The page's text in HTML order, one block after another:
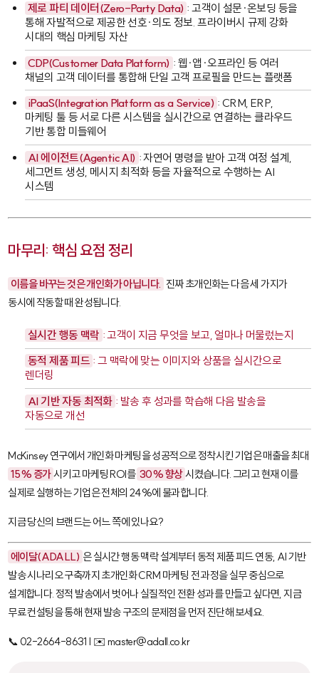
제로 파티 데이터(Zero-Party Data) : 고객이 설문·온보딩 등을
통해 자발적으로 제공한 선호·의도 정보. 프라이버시 규제 강화
시대의 핵심 마케팅 자산
CDP(Customer Data Platform) : 웹·앱·오프라인 등 여러
채널의 고객 데이터를 통합해 단일 고객 프로필을 만드는 플랫폼
iPaaS(Integration Platform as a Service) : CRM, ERP,
마케팅 툴 등 서로 다른 시스템을 실시간으로 연결하는 클라우드
기반 통합 미들웨어
AI 에이전트(Agentic AI) : 자연어 명령을 받아 고객 여정 설계,
세그먼트 생성, 메시지 최적화 등을 자율적으로 수행하는 AI
시스템
마무리: 핵심 요점 정리
이름을 바꾸는 것은 개인화가 아닙니다. 진짜 초개인화는 다음 세 가지가
동시에 작동할 때 완성됩니다.
실시간 행동 맥락 : 고객이 지금 무엇을 보고, 얼마나 머물렀는지
동적 제품 피드 : 그 맥락에 맞는 이미지와 상품을 실시간으로
렌더링
AI 기반 자동 최적화 : 발송 후 성과를 학습해 다음 발송을
자동으로 개선
McKinsey 연구에서 개인화 마케팅을 성공적으로 정착시킨 기업은 매출을 최대
15% 증가시키고 마케팅 ROI를 30% 향상시켰습니다. 그리고 현재 이를
실제로 실행하는 기업은 전체의 24%에 불과합니다.
지금 당신의 브랜드는 어느 쪽에 있나요?
에이달(ADALL) 은 실시간 행동 맥락 설계부터 동적 제품 피드 연동, AI 기반
발송 시나리오 구축까지 초개인화 CRM 마케팅 전 과정을 실무 중심으로
설계합니다. 정적 발송에서 벗어나 실질적인 전환 성과를 만들고 싶다면, 지금
무료 컨설팅을 통해 현재 발송 구조의 문제점을 먼저 진단해 보세요.
📞 02-2664-8631 | ✉️ master@adall.co.kr